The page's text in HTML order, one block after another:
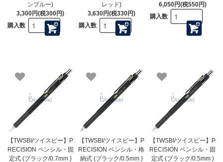
ンブルー)
3,300円(税300円)
購入数
レッド)
3,630円(税330円)
購入数
6,050円(税550円)
購入数
【TWSBI/ツイスビー】P
RECISION ペンシル・固
定式 (ブラック/0.7mm )
【TWSBI/ツイスビー】P
RECISION ペンシル・格
納式 (ブラック/0.5mm )
【TWSBI/ツイスビー】P
RECISION ペンシル・固
定式 (ブラック/0.5mm )